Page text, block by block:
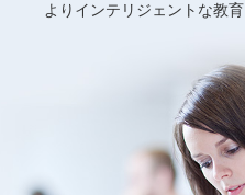
よりインテリジェントな教